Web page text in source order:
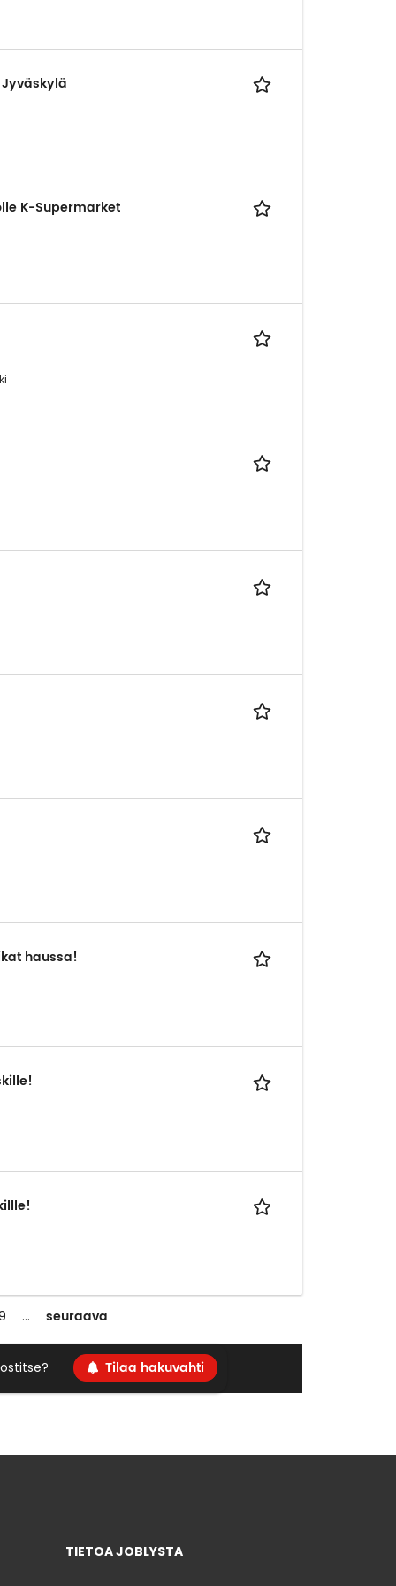
K-Supermarket
haussa!
… seuraava
Tilaa hakuvahti
TIETOA JOBLYSTA